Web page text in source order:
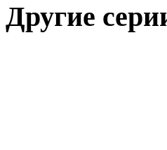
Другие